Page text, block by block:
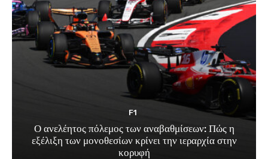
F1
Ο ανελέητος πόλεμος των αναβαθμίσεων: Πώς η
εξέλιξη των μονοθεσίων κρίνει την ιεραρχία στην
κορυφή